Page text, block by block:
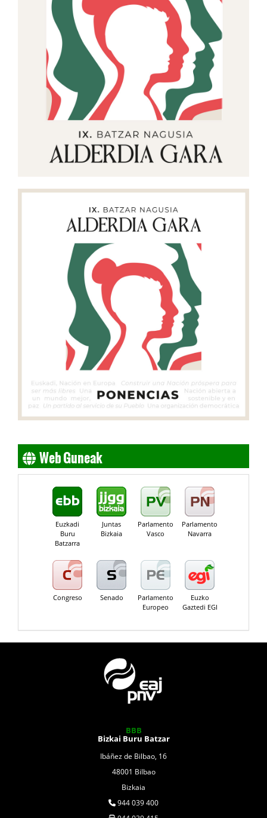
Web Guneak
Euzkadi
Buru
Batzarra
Juntas
Bizkaia
Parlamento
Vasco
Parlamento
Navarra
Congreso Senado
Parlamento
Europeo
Euzko
Gaztedi EGI
BBB
Bizkai Buru Batzar
Ibáñez de Bilbao, 16
48001 Bilbao
Bizkaia
944 039 400